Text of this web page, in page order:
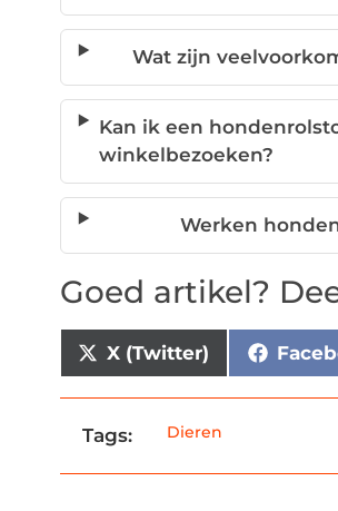
Wat zijn
Kan ik een
winkelbezoeken?
Werken
Goed artikel?
X (Twitter)
Tags: Dieren